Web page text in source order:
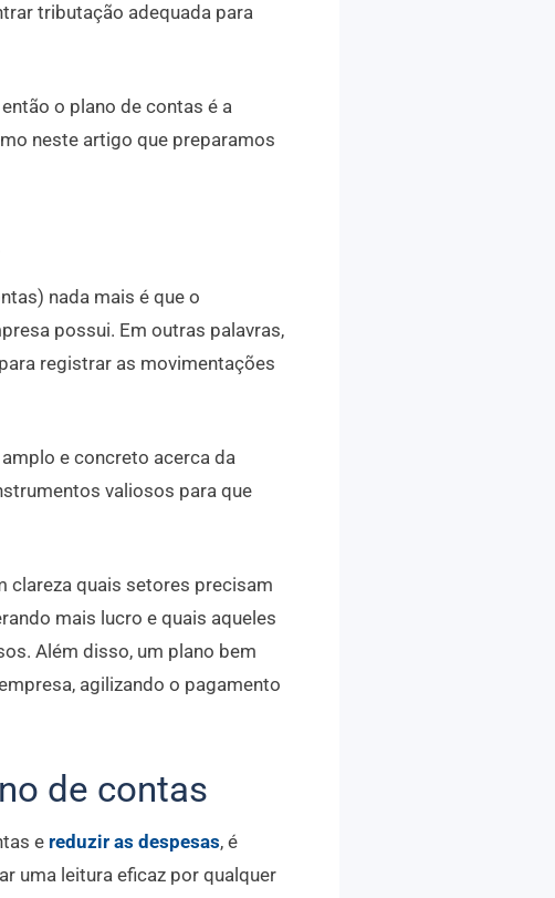
tributação adequada para
o plano de contas é a
neste artigo que preparamos
nada mais é que o
possui. Em outras palavras,
registrar as movimentações
e concreto acerca da
valiosos para que
clareza quais setores precisam
mais lucro e quais aqueles
Além disso, um plano bem
agilizando o pagamento
de contas
e reduzir as despesas, é
uma leitura eficaz por qualquer